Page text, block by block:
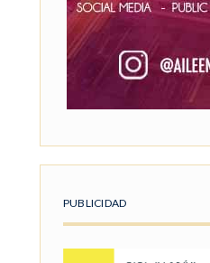
PUBLICIDAD